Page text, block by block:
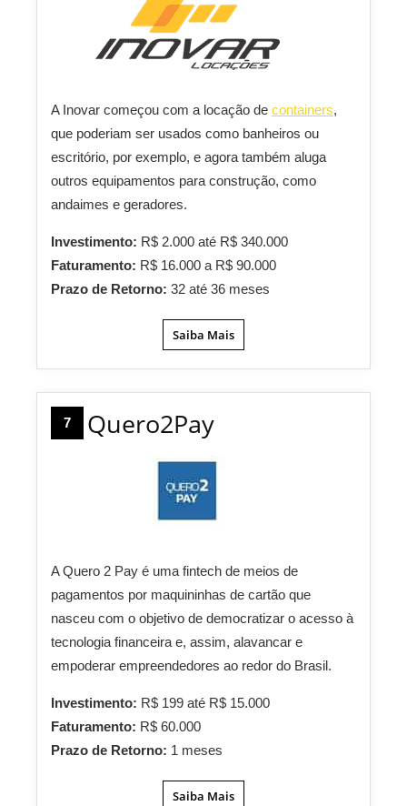
A Inovar começou com a locação de containers,
que poderiam ser usados como banheiros ou
escritório, por exemplo, e agora também aluga
outros equipamentos para construção, como
andaimes e geradores.
Investimento: R$ 2.000 até R$ 340.000
Faturamento: R$ 16.000 a R$ 90.000
Prazo de Retorno: 32 até 36 meses
Saiba Mais
7 Quero2Pay
A Quero 2 Pay é uma fintech de meios de
pagamentos por maquininhas de cartão que
nasceu com o objetivo de democratizar o acesso à
tecnologia financeira e, assim, alavancar e
empoderar empreendedores ao redor do Brasil.
Investimento: R$ 199 até R$ 15.000
Faturamento: R$ 60.000
Prazo de Retorno: 1 meses
Saiba Mais